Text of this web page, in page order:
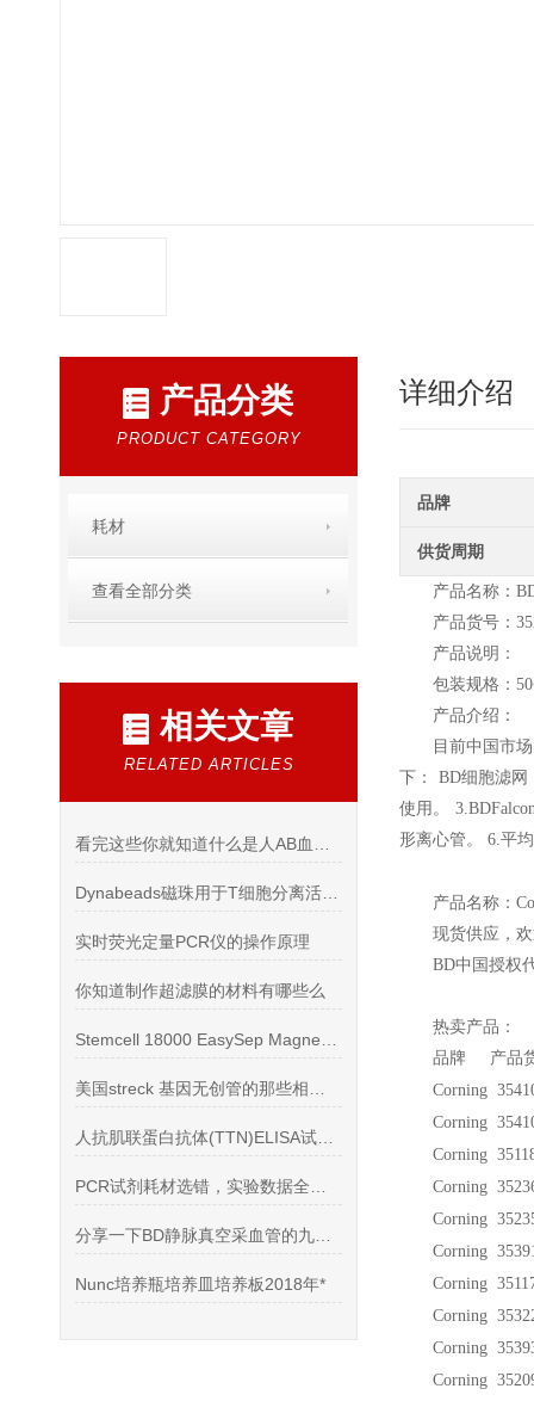
产品分类
PRODUCT CATEGORY
耗材
查看全部分类
相关文章
RELATED ARTICLES
实时荧光定量PCR仪的操作原理
你知道制作超滤膜的材料有哪些么
Nunc培养瓶培养皿培养板2018年*
详细介绍
品牌
供货周期
产品名称：
产品货号：
产品说明：
包装规格：
产品介绍：
目前中国市
下： BD细胞滤网
使用。
形离心管。 6.平
产品名称：
现货供应，
BD中国授权
热卖产品：
品牌 产品
Corning
Corning
Corning
Corning
Corning
Corning
Corning
Corning
Corning
Corning